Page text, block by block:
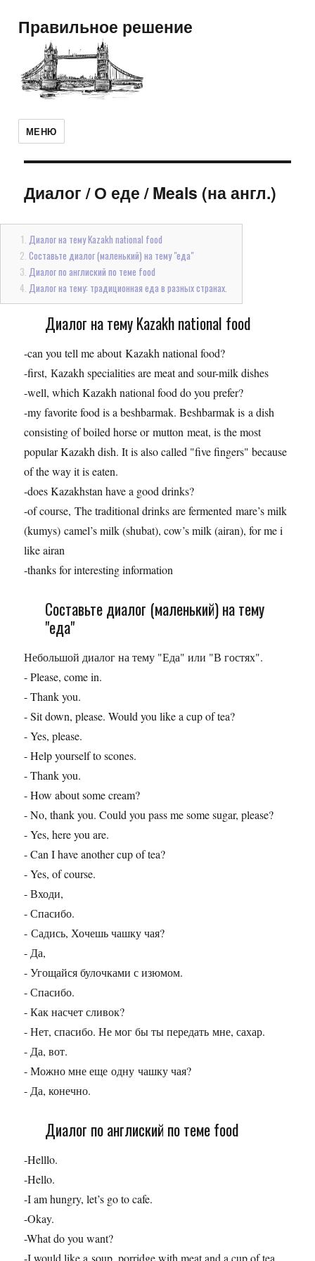
Правильное решение
МЕНЮ
Диалог/О еде / Meals (на англ.)
Диалог на тему Kazakh national food
Составьте диалог (маленький) на тему "еда"
Диалог по англиский по теме food
Диалог на тему: традиционная еда в разных странах.
Диалог на тему Kazakh national food
-can you tell me about Kazakh national food?
-first, Кazakh specialities are meat and sour-milk dishes
-well, which Kazakh national food do you prefer?
-my favorite food is a beshbarmak. Beshbarmak is a dish
consisting of boiled horse or mutton meat, is the most
popular Kazakh dish. It is also called "five fingers" because
of the way it is eaten.
-does Kazakhstan have a good drinks?
-of course, The traditional drinks are fermented mare’s milk
(kumys) camel’s milk (shubat), cow’s milk (airan), for me i
like airan
-thanks for interesting information
Составьте диалог (маленький) на тему
"еда"
Небольшой диалог на тему "Еда" или "В гостях".
- Please, come in.
- Thank you.
- Sit down, please. Would you like a cup of tea?
- Yes, please.
- Help yourself to scones.
- Thank you.
- How about some cream?
- No, thank you. Could you pass me some sugar, please?
- Yes, here you are.
- Can I have another cup of tea?
- Yes, of course.
- Входи,
- Спасибо.
- Садись, Хочешь чашку чая?
- Да,
- Угощайся булочками с изюмом.
- Спасибо.
- Как насчет сливок?
- Нет, спасибо. Не мог бы ты передать мне, сахар.
- Да, вот.
- Можно мне еще одну чашку чая?
- Да, конечно.
Диалог по англиский по теме food
-Helllo.
-Hello.
-I am hungry, let’s go to cafe.
-Okay.
-What do you want?
-I would like a soup, porridge with meat and a cup of tea,